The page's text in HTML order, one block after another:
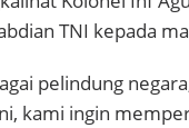
TNI kepada
pelindung
kami ingin